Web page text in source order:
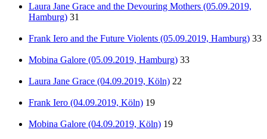
Laura Jane Grace and the Devouring Mothers (05.09.2019,
Hamburg) 31
Frank Iero and the Future Violents (05.09.2019, Hamburg) 33
Mobina Galore (05.09.2019, Hamburg) 33
Laura Jane Grace (04.09.2019, Köln) 22
Frank Iero (04.09.2019, Köln) 19
Mobina Galore (04.09.2019, Köln) 19